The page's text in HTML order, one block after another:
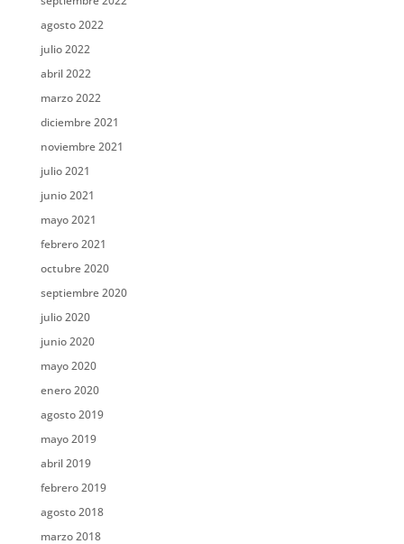
agosto 2022
julio 2022
abril 2022
marzo 2022
diciembre 2021
noviembre 2021
julio 2021
junio 2021
mayo 2021
febrero 2021
octubre 2020
septiembre 2020
julio 2020
junio 2020
mayo 2020
enero 2020
agosto 2019
mayo 2019
abril 2019
febrero 2019
agosto 2018
marzo 2018